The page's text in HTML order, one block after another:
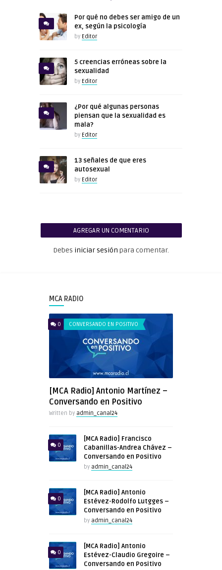
Por qué no debes ser amigo de un
ex, según la psicología
by Editor
5 creencias erróneas sobre la
sexualidad
by Editor
¿Por qué algunas personas
piensan que la sexualidad es
mala?
by Editor
13 señales de que eres
autosexual
by Editor
AGREGAR UN COMENTARIO
Debes iniciar sesión para comentar.
MCA RADIO
0 CONVERSANDO EN POSITIVO
[MCA Radio] Antonio Martínez –
Conversando en Positivo
Written by admin_canal24
0
[MCA Radio] Francisco
Cabanillas-Andrea Chávez –
Conversando en Positivo
by admin_canal24
0
[MCA Radio] Antonio
Estévez-Rodolfo Lutgges –
Conversando en Positivo
by admin_canal24
0
[MCA Radio] Antonio
Estévez-Claudio Gregoire –
Conversando en Positivo